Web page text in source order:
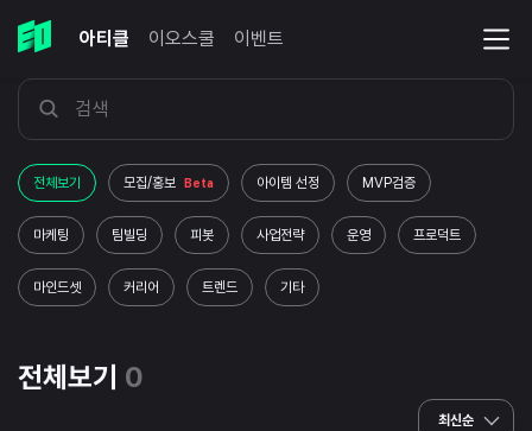
아티클 이오스쿨 이벤트
전체보기 모집/홍보 Beta 아이템 선정 MVP검증
마케팅 팀빌딩 피봇 사업전략 운영 프로덕트
마인드셋 커리어 트렌드 기타
전체보기 0
최신순